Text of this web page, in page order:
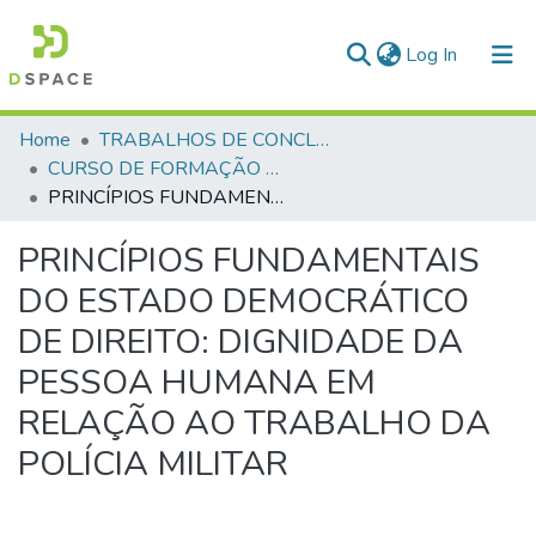
Log In (current)
Communities & Collections
All of DSpace
Home
TRABALHOS DE CONCLUSÃO DE CURSO - CFP (CURSO DE FORMAÇÃO DE PRAÇAS)
CURSO DE FORMAÇÃO DE PRAÇAS - CFP - 2018
PRINCÍPIOS FUNDAMENTAIS DO ESTADO DEMOCRÁTICO DE DIREITO: DIGNIDADE DA PESSOA HUMANA EM RELAÇÃO AO TRABALHO DA POLÍCIA MILITAR
PRINCÍPIOS FUNDAMENTAIS
DO ESTADO DEMOCRÁTICO
DE DIREITO: DIGNIDADE DA
PESSOA HUMANA EM
RELAÇÃO AO TRABALHO DA
POLÍCIA MILITAR